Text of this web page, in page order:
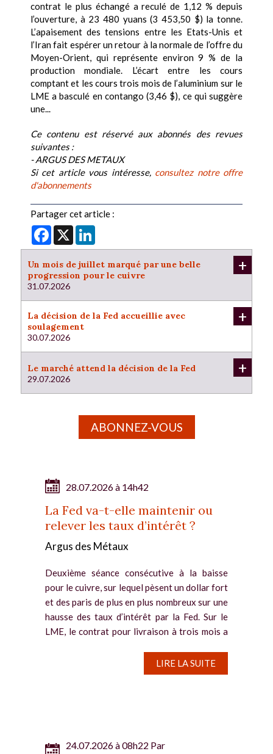
contrat le plus échangé a reculé de 1,12 % depuis
l’ouverture, à 23 480 yuans (3 453,50 $) la tonne.
L’apaisement des tensions entre les Etats-Unis et
l’Iran fait espérer un retour à la normale de l’offre du
Moyen-Orient, qui représente environ 9 % de la
production mondiale. L’écart entre les cours
comptant et les cours trois mois de l’aluminium sur le
LME a basculé en contango (3,46 $), ce qui suggère
une...
Ce contenu est réservé aux abonnés des revues
suivantes :
- ARGUS DES METAUX
Si cet article vous intéresse, consultez notre offre
d'abonnements
Partager cet article :
Facebook
X
Un mois de juillet marqué par une belle
progression pour le cuivre
31.07.2026
+
La décision de la Fed accueillie avec
soulagement
30.07.2026
+
Le marché attend la décision de la Fed
29.07.2026
+
ABONNEZ-VOUS
28.07.2026 à 14h42
La Fed va-t-elle maintenir ou
relever les taux d’intérêt ?
Argus des Métaux
Deuxième séance consécutive à la baisse
pour le cuivre, sur lequel pèsent un dollar fort
et des paris de plus en plus nombreux sur une
hausse des taux d’intérêt par la Fed. Sur le
LME, le contrat pour livraison à trois mois a
LIRE LA SUITE
24.07.2026 à 08h22 Par